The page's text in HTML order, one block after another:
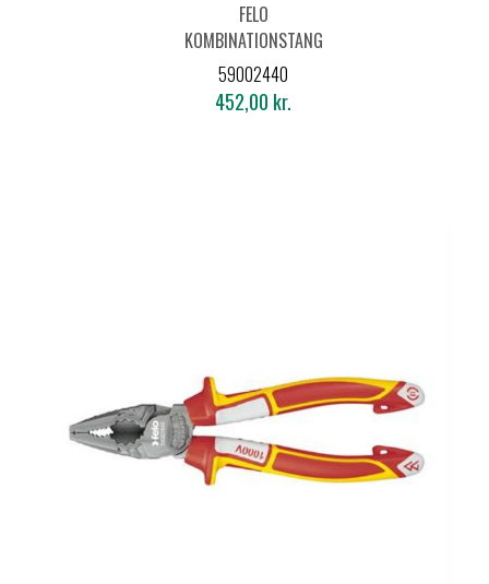
FELO
KOMBINATIONSTANG
LANG 591 - 240
59002440
452,00 kr.